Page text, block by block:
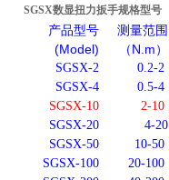
SGSX数显扭力扳手规格型号
产品型号
(Model)
测量范围
（N.m）
SGSX-2
0.2-2
SGSX-4
0.5-4
SGSX-10
2-10
SGSX-20
4-20
SGSX-50
10-50
SGSX-100
20-100